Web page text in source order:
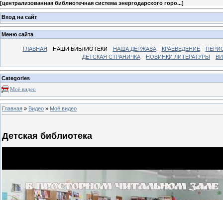
[централизованная библиотечная система энергодарского горо...]
Вход на сайт
Меню сайта
ГЛАВНАЯ НАШИ БИБЛИОТЕКИ НАША ДЕРЖАВА КРАЕВЕДЕНИЕ
ДЕТСКАЯ СТРАНИЧКА
НОВИНКИ ЛИТЕРАТУРЫ
Categories
Моё видео
Главная » Видео » Моё видео
Детская библиотека